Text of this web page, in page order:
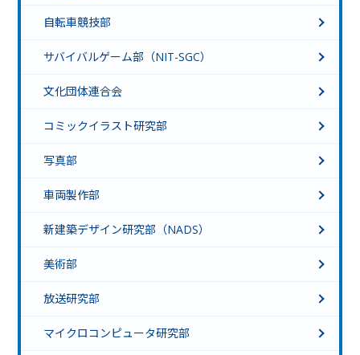
自転車競技部
サバイバルゲーム部（NIT-SGC）
文化団体連合会
コミックイラスト研究部
写真部
車両製作部
新建築デザイン研究部（NADS）
美術部
放送研究部
マイクロコンピュータ研究部